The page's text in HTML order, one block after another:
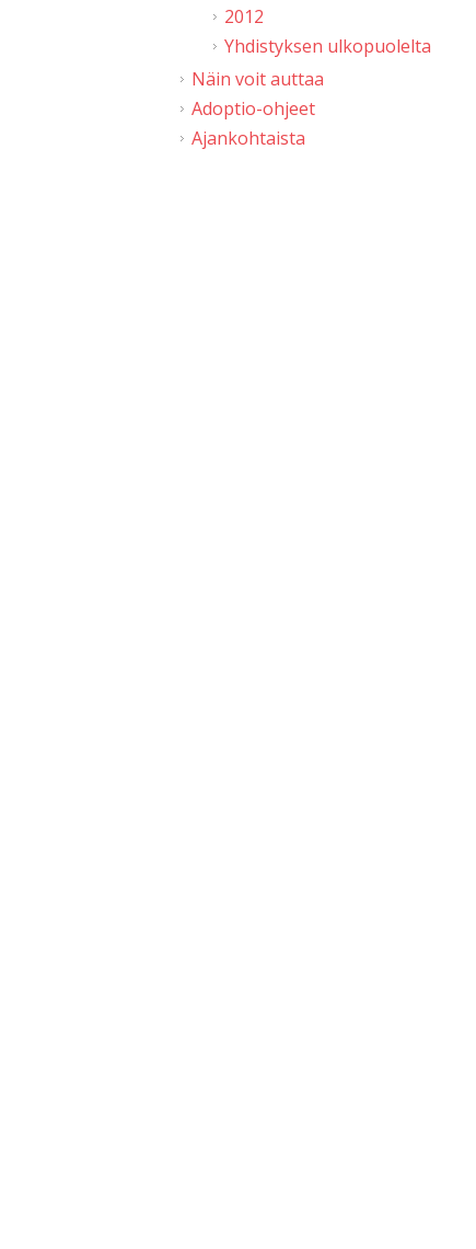
2012
Yhdistyksen ulkopuolelta
Näin voit auttaa
Adoptio-ohjeet
Ajankohtaista